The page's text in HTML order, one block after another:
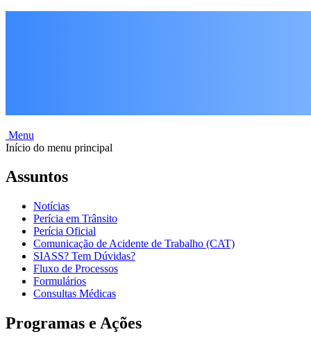
Menu
Início do menu principal
Assuntos
Notícias
Perícia em Trânsito
Perícia Oficial
Comunicação de Acidente de Trabalho (CAT)
SIASS? Tem Dúvidas?
Fluxo de Processos
Formulários
Consultas Médicas
Programas e Ações